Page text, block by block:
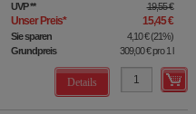
UVP** 19,55 €
Unser Preis* 15,45 €
Sie sparen 4,10 €(21%)
Grundpreis
309,00 €pro 1 l
Details